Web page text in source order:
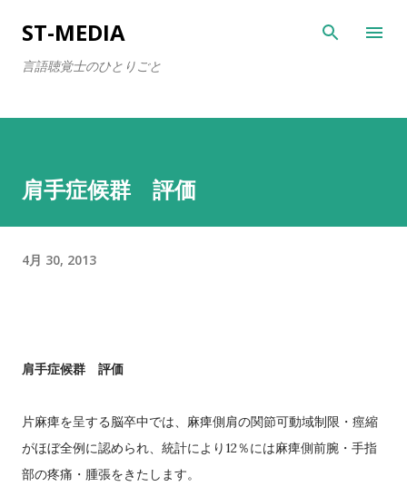
スキップしてメイン コンテンツに移動
ST-MEDIA
言語聴覚士のひとりごと
肩手症候群 評価
4月 30, 2013
肩手症候群 評価
片麻痺を呈する脳卒中では、麻痺側肩の関節可動域制限・痙縮
がほぼ全例に認められ、統計により 12％には麻痺側前腕・手指
部の疼痛・腫張をきたします。